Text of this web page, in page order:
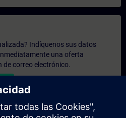
Indíquenos sus datos
una oferta
de correo electrónico.